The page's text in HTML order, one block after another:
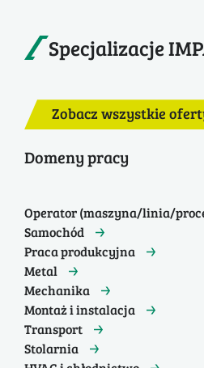
Specjalizacje
Zobacz wszystkie
Domeny pracy
Operator (maszyna/linia/
Samochód
Praca produkcyjna
Metal
Mechanika
Montaż i instalacja
Transport
Stolarnia